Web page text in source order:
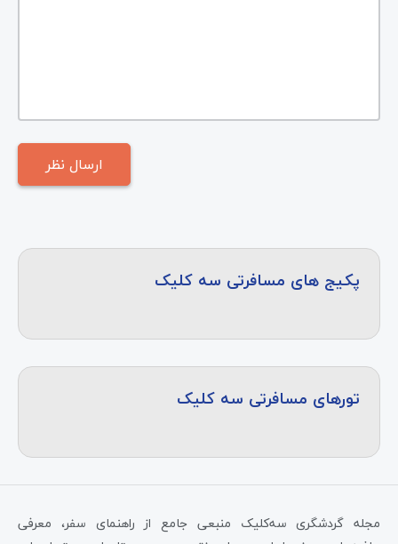
پکیج های مسافرتی سه کلیک
تورهای مسافرتی سه کلیک
مجله گردشگری سه‌کلیک منبعی جامع از راهنمای سفر، معرفی